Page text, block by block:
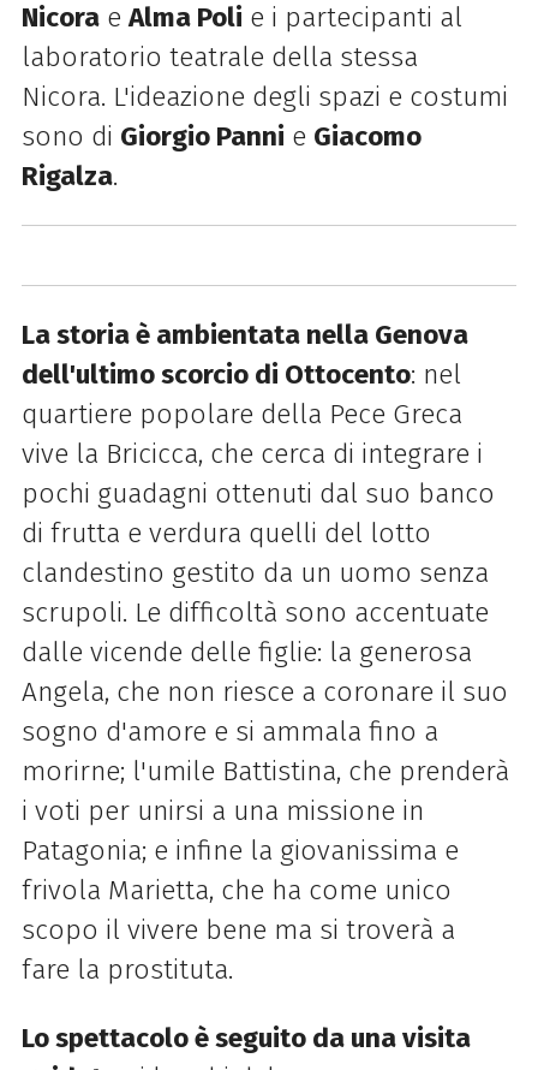
NicoraeAlma Poli e i partecipanti al
laboratorio teatrale della stessa
Nicora. L'ideazione degli spazi e costumi
sono di Giorgio Panni e Giacomo
Rigalza.
Lastoria è ambientata nella Genova
dell'ultimo scorcio di Ottocento: nel
quartiere popolare della Pece Greca
vive la Bricicca, che cerca di integrare i
pochi guadagni ottenuti dal suo banco
di frutta e verdura quelli del lotto
clandestino gestito da un uomo senza
scrupoli. Le difficoltà sono accentuate
dalle vicende delle figlie: la generosa
Angela, che non riesce a coronare il suo
sogno d'amore e si ammala fino a
morirne; l'umile Battistina, che prenderà
i voti per unirsi a una missione in
Patagonia; e infine la giovanissima e
frivola Marietta, che ha come unico
scopo il vivere bene ma si troverà a
fare la prostituta.
Lo spettacolo è seguito da una visita